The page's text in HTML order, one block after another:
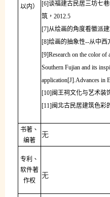
以内）
[6]谈福建古民居三坊七
筑， 2012.5
[7]从绘画的角度看徽派
[8]绘画的抽象性--从中西
[9]Research on the color
Southern Fujian and its
application[J].Advances in
[10]闽王祠文化与艺术装
[11]闽北古民居建筑色彩
书著、
编著
无
专利、
软件著
作权
无